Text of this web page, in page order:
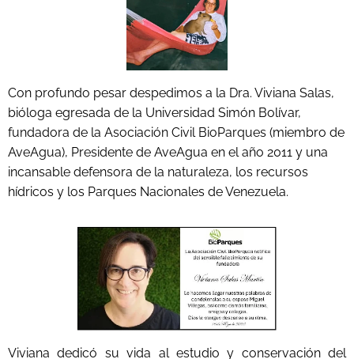
Con profundo pesar despedimos a la Dra. Viviana Salas,
bióloga egresada de la Universidad Simón Bolívar,
fundadora de la Asociación Civil BioParques (miembro de
AveAgua), Presidente de AveAgua en el año 2011 y una
incansable defensora de la naturaleza, los recursos
hídricos y los Parques Nacionales de Venezuela.
Viviana dedicó su vida al estudio y conservación del